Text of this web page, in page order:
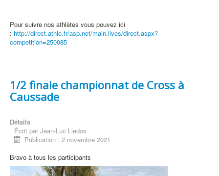
Pour suivre nos athlètes vous pouvez ici
: http://direct.athle.fr/asp.net/main.lives/direct.aspx?
competition=250085
1/2 finale championnat de Cross à
Caussade
Détails
Écrit par Jean-Luc Lledos
Publication : 2 novembre 2021
Bravo à tous les participants